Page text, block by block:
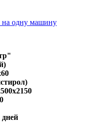
на одну машину
дней